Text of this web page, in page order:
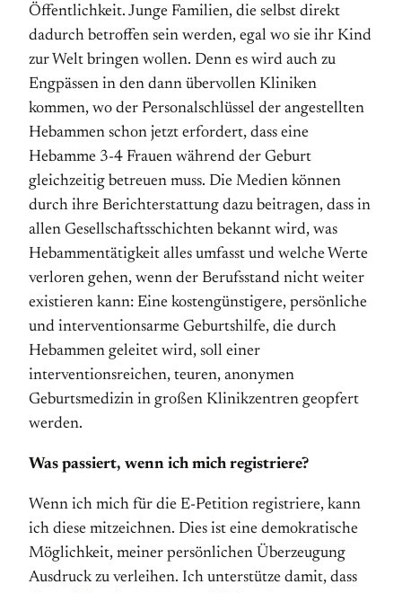
Öffentlichkeit. Junge Familien, die selbst direkt
dadurch betroffen sein werden, egal wo sie ihr Kind
zur Welt bringen wollen. Denn es wird auch zu
Engpässen in den dann übervollen Kliniken
kommen, wo der Personalschlüssel der angestellten
Hebammen schon jetzt erfordert, dass eine
Hebamme 3-4 Frauen während der Geburt
gleichzeitig betreuen muss. Die Medien können
durch ihre Berichterstattung dazu beitragen, dass in
allen Gesellschaftsschichten bekannt wird, was
Hebammentätigkeit alles umfasst und welche Werte
verloren gehen, wenn der Berufsstand nicht weiter
existieren kann: Eine kostengünstigere, persönliche
und interventionsarme Geburtshilfe, die durch
Hebammen geleitet wird, soll einer
interventionsreichen, teuren, anonymen
Geburtsmedizin in großen Klinikzentren geopfert
werden.
Was passiert, wenn ich mich registriere?
Wenn ich mich für die E-Petition registriere, kann
ich diese mitzeichnen. Dies ist eine demokratische
Möglichkeit, meiner persönlichen Überzeugung
Ausdruck zu verleihen. Ich unterstütze damit, dass